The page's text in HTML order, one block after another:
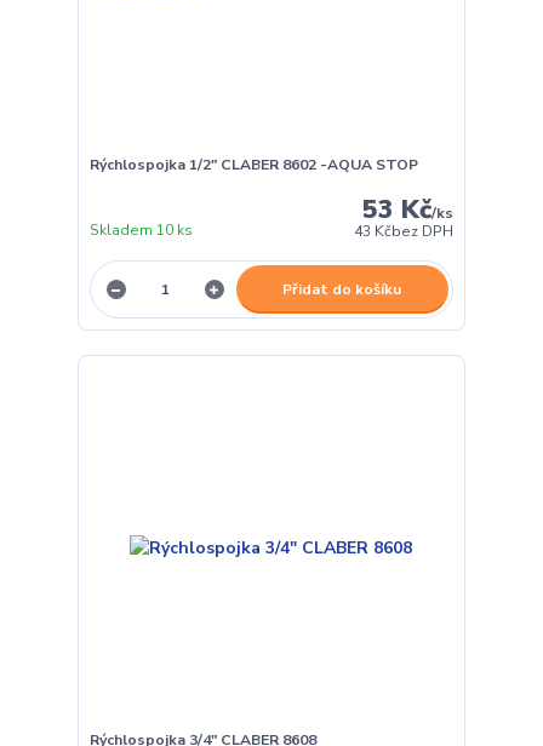
Rýchlospojka 1/2" CLABER 8602 -AQUA STOP
53 Kč/ks
43 Kčbez DPH
Skladem 10 ks
Přidat do košíku
Rýchlospojka 3/4" CLABER 8608